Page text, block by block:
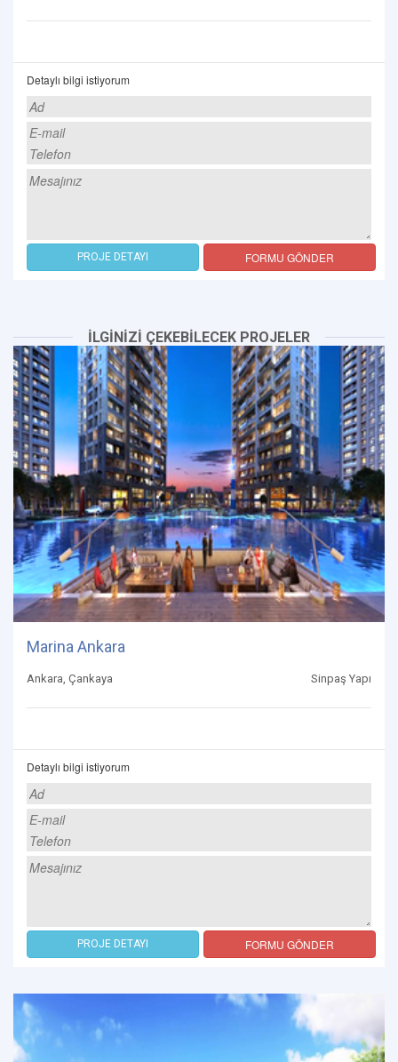
Detaylı bilgi istiyorum
PROJE DETAYI FORMU GÖNDER
İLGİNİZİ ÇEKEBİLECEK PROJELER
Marina Ankara
Ankara, Çankaya Sinpaş Yapı
Detaylı bilgi istiyorum
PROJE DETAYI FORMU GÖNDER